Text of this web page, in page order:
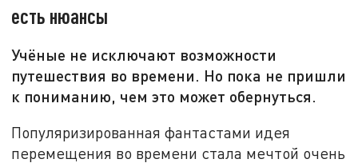
есть нюансы
Учёные не исключают возможности
путешествия во времени. Но пока не пришли
к пониманию, чем это может обернуться.
Популяризированная фантастами идея
перемещения во времени стала мечтой очень